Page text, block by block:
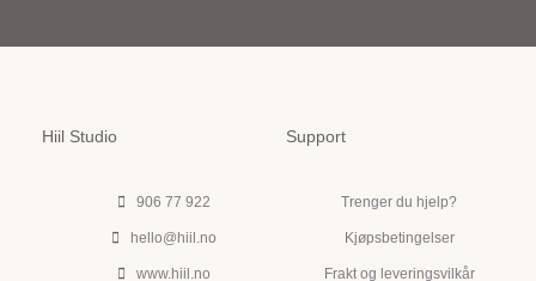
Hiil Studio
906 77 922
hello@hiil.no
www.hiil.no
Support
Trenger du hjelp?
Kjøpsbetingelser
Frakt og leveringsvilkår